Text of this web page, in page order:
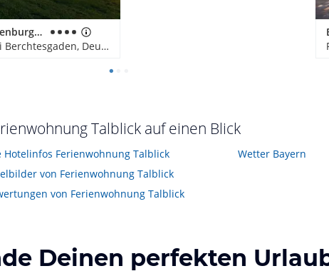
Hotel Hindenburglinde
Ramsau bei Berchtesgaden, Deutschland
Talblick auf einen Blick
Hotelinfos Ferienwohnung Talblick
von Ferienwohnung Talblick
von Ferienwohnung Talblick
Wetter Bayern
Deinen perfekten